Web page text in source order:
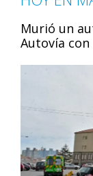
Murió un
Autovía